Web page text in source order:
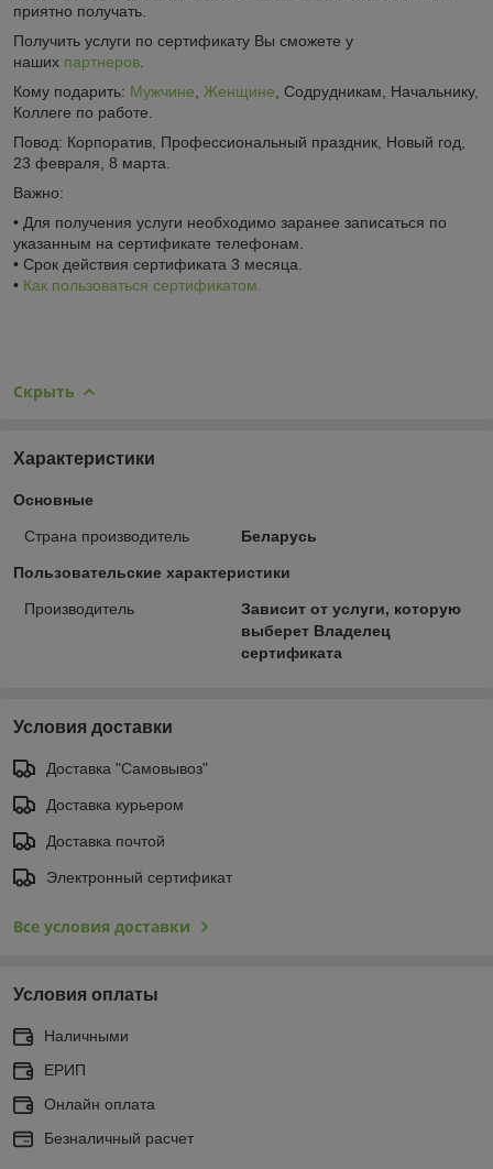
приятно получать.
Получить услуги по сертификату Вы сможете у
наших партнеров
Кому подарить: Мужчине Женщине , Содрудникам, Начальнику,
Коллеге по работе.
Повод: Корпоратив, Профессиональный праздник, Новый год,
23 февраля, 8 марта.
Важно:
• Для получения услуги необходимо заранее записаться по
указанным на сертификате телефонам.
• Срок действия сертификата 3 месяца.
• Как пользоваться сертификатом.
Скрыть
Характеристики
Основные
Страна производитель Беларусь
Пользовательские характеристики
Производитель
Зависит от услуги, которую
выберет Владелец
сертификата
Условия доставки
Доставка "Самовывоз"
Доставка курьером
Доставка почтой
Электронный сертификат
Все условия доставки
Условия оплаты
Наличными
ЕРИП
Онлайн оплата
Безналичный расчет